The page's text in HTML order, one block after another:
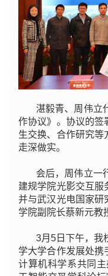
湛毅青、周伟立
作协议》。协议的签
生交换、合作研究等
走深做实。
会后，周伟立一
建规学院光影交互服
并与武汉光电国家研
学院副院长蔡新元教
3月5日下午，我
学大学合作发展处携
计算机科学系共同